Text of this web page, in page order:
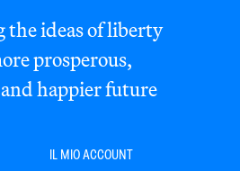
the ideas of liberty
prosperous,
happier future
IL MIO ACCOUNT